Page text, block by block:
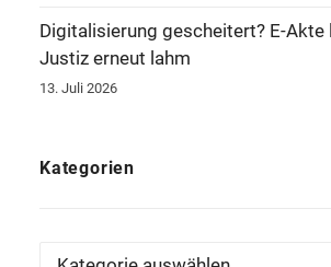
Digitalisierung gescheitert? E-Akte
Justiz erneut lahm
13. Juli 2026
Kategorien
Kategorien